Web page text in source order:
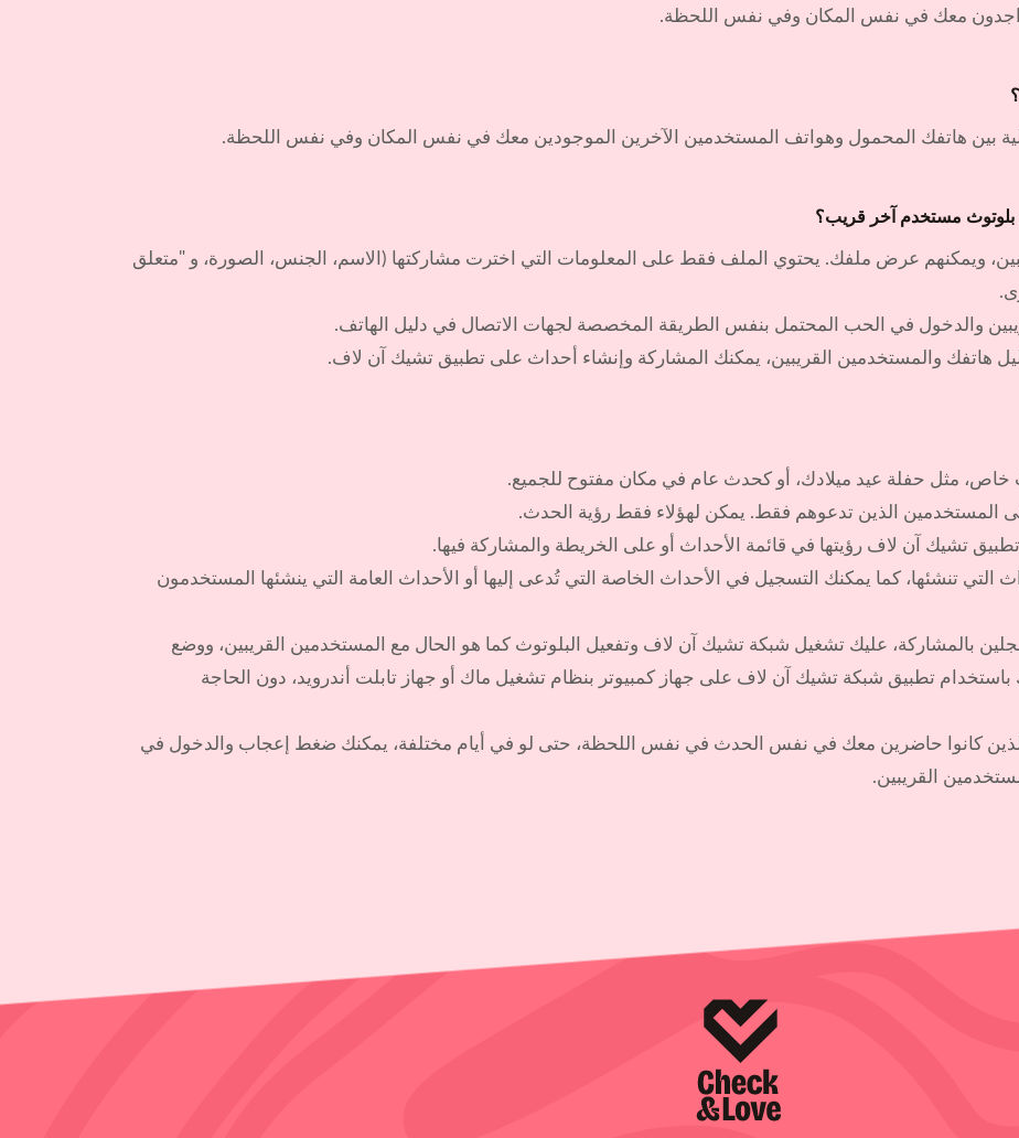
معك في نفس المكان وفي نفس اللحظة.
بين هاتفك المحمول وهواتف المستخدمين الآخرين الموجودين معك في نفس المكان وفي نفس اللحظة.
بلوتوث مستخدم آخر قريب؟
ويمكنهم عرض ملفك. يحتوي الملف فقط على المعلومات التي اخترت مشاركتها (الاسم، الجنس، الصورة، و "متعلق
والدخول في الحب المحتمل بنفس الطريقة المخصصة لجهات الاتصال في دليل الهاتف.
هاتفك والمستخدمين القريبين، يمكنك المشاركة وإنشاء أحداث على تطبيق تشيك آن لاف.
مثل حفلة عيد ميلادك، أو كحدث عام في مكان مفتوح للجميع.
المستخدمين الذين تدعوهم فقط. يمكن لهؤلاء فقط رؤية الحدث.
تشيك آن لاف رؤيتها في قائمة الأحداث أو على الخريطة والمشاركة فيها.
تنشئها، كما يمكنك التسجيل في الأحداث الخاصة التي تُدعى إليها أو الأحداث العامة التي ينشئها المستخدمون
بالمشاركة، عليك تشغيل شبكة تشيك آن لاف وتفعيل البلوتوث كما هو الحال مع المستخدمين القريبين، ووضع
باستخدام تطبيق شبكة تشيك آن لاف على جهاز كمبيوتر بنظام تشغيل ماك أو جهاز تابلت أندرويد، دون الحاجة
الذين كانوا حاضرين معك في نفس الحدث في نفس اللحظة، حتى لو في أيام مختلفة، يمكنك ضغط إعجاب والدخول في
القريبين.